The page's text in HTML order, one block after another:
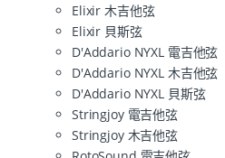
Elixir 木吉他弦
Elixir 貝斯弦
D'Addario NYXL 電吉他弦
D'Addario NYXL 木吉他弦
D'Addario NYXL 貝斯弦
Stringjoy 電吉他弦
Stringjoy 木吉他弦